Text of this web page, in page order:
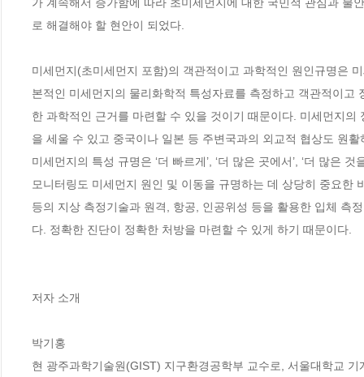
로 해결해야 할 현안이 되었다.
미세먼지(초미세먼지 포함)의 객관적이고 과학적인 원인규명은
본적인 미세먼지의 물리화학적 특성자료를 측정하고 객관적이
한 과학적인 근거를 마련할 수 있을 것이기 때문이다. 미세먼지
을 세울 수 있고 중국이나 일본 등 주변국과의 외교적 협상도 원
미세먼지의 특성 규명은 ‘더 빠르게’, ‘더 많은 곳에서’, ‘더 많은
모니터링도 미세먼지 원인 및 이동을 규명하는 데 상당히 중요
등의 지상 측정기술과 원격, 항공, 인공위성 등을 활용한 입체 측
다. 정확한 진단이 정확한 처방을 마련할 수 있게 하기 때문이다.
저자 소개
박기홍
현 광주과학기술원(GIST) 지구환경공학부 교수로, 서울대학교